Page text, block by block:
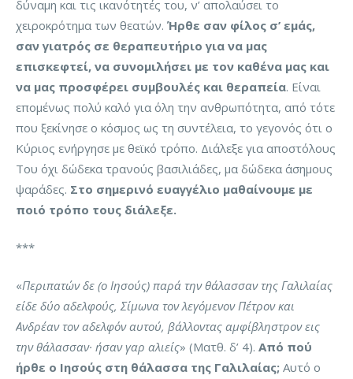
δύναμη και τις ικανότητές του, ν’ απολαύσει το
χειροκρότημα των θεατών. Ήρθε σαν φίλος σ’ εμάς,
σαν γιατρός σε θεραπευτήριο για να μας
επισκεφτεί, να συνομιλήσει με τον καθένα μας και
να μας προσφέρει συμβουλές και θεραπεία. Είναι
επομένως πολύ καλό για όλη την ανθρωπότητα, από τότε
που ξεκίνησε ο κόσμος ως τη συντέλεια, το γεγονός ότι ο
Κύριος ενήργησε με θεϊκό τρόπο. Διάλεξε για αποστόλους
Του όχι δώδεκα τρανούς βασιλιάδες, μα δώδεκα άσημους
ψαράδες. Στο σημερινό ευαγγέλιο μαθαίνουμε με
ποιό τρόπο τους διάλεξε.
***
«Περιπατών δε (ο Ιησούς) παρά την θάλασσαν της Γαλιλαίας
είδε δύο αδελφούς, Σίμωνα τον λεγόμενον Πέτρον και
Ανδρέαν τον αδελφόν αυτού, βάλλοντας αμφίβληστρον εις
την θάλασσαν· ήσαν γαρ αλιείς» (Ματθ. δ’ 4). Από πού
ήρθε ο Ιησούς στη θάλασσα της Γαλιλαίας; Αυτό ο